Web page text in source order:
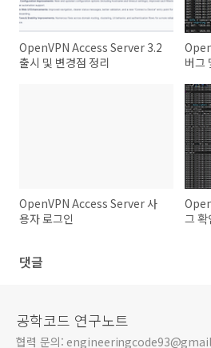
OpenVPN Access Server 3.2
출시 및 변경점 정리
버그
OpenVPN Access Server 사
용자 로그인
그 확
댓글
공학코드 연구노트
협력 문의: